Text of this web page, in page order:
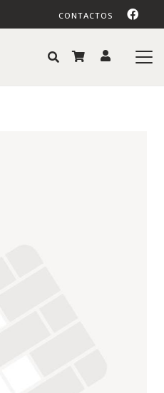
CONTACTOS